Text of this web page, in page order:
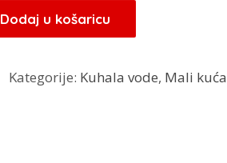
Dodaj u košaricu
Kategorije: Kuhala vode, Mali